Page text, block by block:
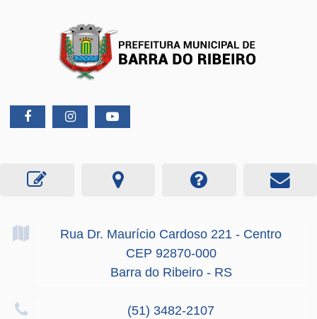
Rua Dr. Maurício Cardoso 221 - Centro
CEP 92870-000
Barra do Ribeiro - RS
(51) 3482-2107